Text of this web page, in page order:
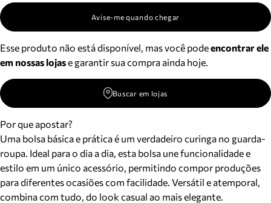
Avise-me quando chegar
Esse produto não está disponível, mas você podeencontrar ele
em nossas lojase garantir sua compra ainda hoje.
Buscar em lojas
Por que apostar?
Uma bolsa básica e prática é um verdadeiro curinga no guarda-
roupa. Ideal para o dia a dia, esta bolsa une funcionalidade e
estilo em um único acessório, permitindo compor produções
para diferentes ocasiões com facilidade. Versátil e atemporal,
combina com tudo, do look casual ao mais elegante.